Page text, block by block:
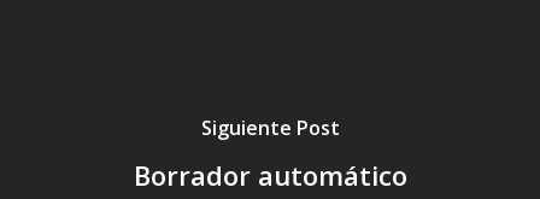
Siguiente Post
Borrador automático